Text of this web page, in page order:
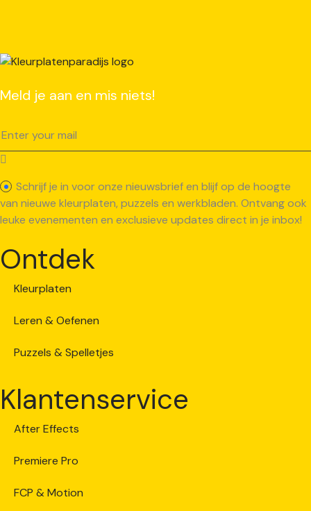
Meld je aan en mis niets!
Schrijf je in voor onze nieuwsbrief en blijf op de hoogte
van nieuwe kleurplaten, puzzels en werkbladen. Ontvang ook
leuke evenementen en exclusieve updates direct in je inbox!
Ontdek
Kleurplaten
Leren & Oefenen
Puzzels & Spelletjes
Klantenservice
After Effects
Premiere Pro
FCP & Motion